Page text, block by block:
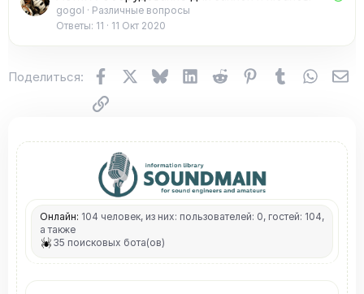
е
о
gogol
Различные вопросы
Ответы 11 11 Окт 2020
Поделиться: FacebookX (Twitter)
BlueskyLinkedInReddit Pinterest
Tumblr
Ссылка
Онлайн: 104 человек, из них: пользователей: 0, гостей: 104,
а также
35 поисковых бота(ов)